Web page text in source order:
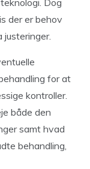
Dog
der er behov
for at
kontroller.
både den
samt hvad
behandling,